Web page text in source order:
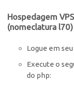
Hospedagem
(nomeclatura l70)
Logue em seu
Execute o
do php: